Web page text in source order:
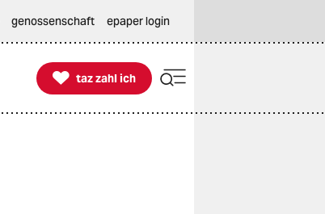
genossenschaft epaper login

taz zahl ich
taz zahl ich